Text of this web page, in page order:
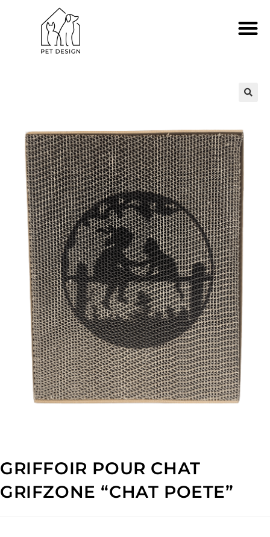
GRIFFOIR POUR CHAT
GRIFZONE “CHAT POETE”